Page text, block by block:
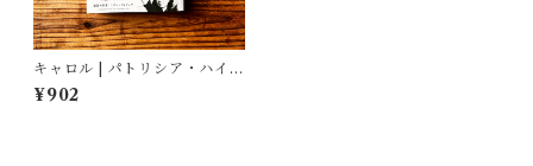
キャロル | パトリシア・ハイス
ミス(著/文)柿沼 瑛子(翻訳)
¥902